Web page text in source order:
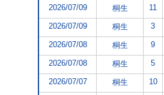
2026/07/09 桐生 11
2026/07/09 桐生 3
2026/07/08 桐生 9
2026/07/08 桐生 5
2026/07/07 桐生 10